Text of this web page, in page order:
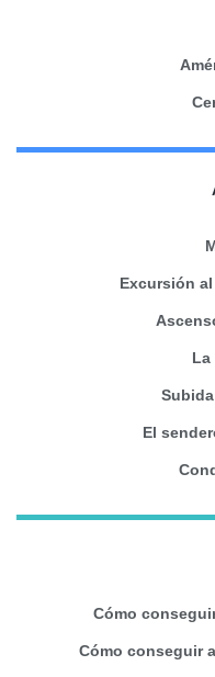
Excursión
La
El
Cómo
Cómo conseguir